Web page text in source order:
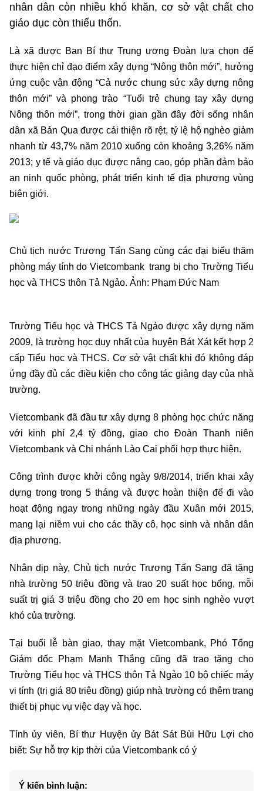
nhân dân còn nhiều khó khăn, cơ sở vật chất cho
giáo dục còn thiếu thốn.
Là xã được Ban Bí thư Trung ương Đoàn lựa chọn để
thực hiện chỉ đạo điểm xây dựng “Nông thôn mới”, hưởng
ứng cuộc vận động “Cả nước chung sức xây dựng nông
thôn mới” và phong trào “Tuổi trẻ chung tay xây dựng
Nông thôn mới”, trong thời gian gần đây đời sống nhân
dân xã Bản Qua được cải thiện rõ rệt, tỷ lệ hộ nghèo giảm
nhanh từ 43,7% năm 2010 xuống còn khoảng 3,26% năm
2013; y tế và giáo dục được nâng cao, góp phần đảm bảo
an ninh quốc phòng, phát triển kinh tế địa phương vùng
biên giới.
Chủ tịch nước Trương Tấn Sang cùng các đại biểu thăm
phòng máy tính do Vietcombank trang bị cho Trường Tiểu
học và THCS thôn Tả Ngảo. Ảnh: Phạm Đức Nam
Trường Tiểu học và THCS Tả Ngảo được xây dựng năm
2009, là trường học duy nhất của huyện Bát Xát kết hợp 2
cấp Tiểu học và THCS. Cơ sở vật chất khi đó không đáp
ứng đầy đủ các điều kiện cho công tác giảng dạy của nhà
trường.
Vietcombank đã đầu tư xây dựng 8 phòng học chức năng
với kinh phí 2,4 tỷ đồng, giao cho Đoàn Thanh niên
Vietcombank và Chi nhánh Lào Cai phối hợp thực hiện.
Công trình được khởi công ngày 9/8/2014, triển khai xây
dựng trong trong 5 tháng và được hoàn thiện để đi vào
hoạt động ngay trong những ngày đầu Xuân mới 2015,
mang lại niềm vui cho các thầy cô, học sinh và nhân dân
địa phương.
Nhân dịp này, Chủ tịch nước Trương Tấn Sang đã tặng
nhà trường 50 triệu đồng và trao 20 suất học bổng, mỗi
suất trị giá 3 triệu đồng cho 20 em học sinh nghèo vượt
khó của trường.
Tại buổi lễ bàn giao, thay mặt Vietcombank, Phó Tổng
Giám đốc Phạm Mạnh Thắng cũng đã trao tặng cho
Trường Tiểu học và THCS thôn Tả Ngảo 10 bộ chiếc máy
vi tính (trị giá 80 triệu đồng) giúp nhà trường có thêm trang
thiết bị phục vụ việc dạy và học.
Tỉnh ủy viên, Bí thư Huyện ủy Bát Sát Bùi Hữu Lợi cho
biết: Sự hỗ trợ kịp thời của Vietcombank có ý
Ý kiến bình luận: